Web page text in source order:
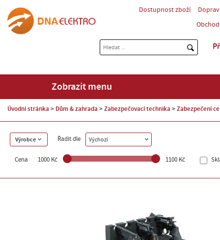
Dostupnost zboží
Zobrazit menu
Úvodní stránka Dům & zahrada Zabezpečovací technika Zabezpečení
Výrobce Řadit dle Výchozí
Cena 1000 Kč 1100 Kč